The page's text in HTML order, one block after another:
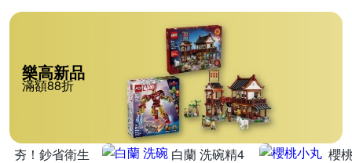
樂高新品
滿額88折
夯！鈔省衛生
白蘭 洗碗精4
櫻